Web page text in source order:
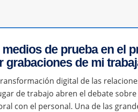
medios de prueba en el
grabaciones de mi
digital de las
de trabajo abren el debate
con el personal. Una de las